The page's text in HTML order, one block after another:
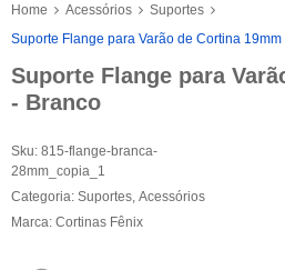
Home Acessórios
Suportes
Suporte Flange para Varão de Cortina 19mm
Suporte Flange para
- Branco
Sku: 815-flange-branca-
28mm_copia_1
Categoria: Suportes Acessórios
Marca: Cortinas Fênix